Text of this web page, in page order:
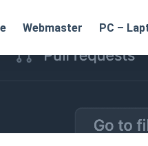
Webmaster PC –